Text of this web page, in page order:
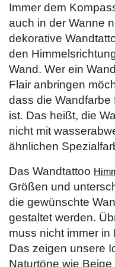
Immer dem
auch in der Wanne
dekorative
den
Wand. Wer ein
Flair anbringen
dass die Wandfarbe
ist. Das heißt, die
nicht mit
ähnlichen
Das Wandtattoo
Größen und
die gewünschte
gestaltet werden.
muss nicht immer
Das zeigen unsere
Naturtöne wie